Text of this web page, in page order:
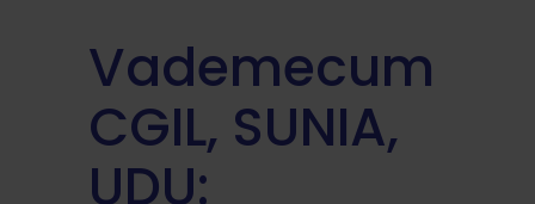
Vademecum
CGIL, SUNIA,
UDU: